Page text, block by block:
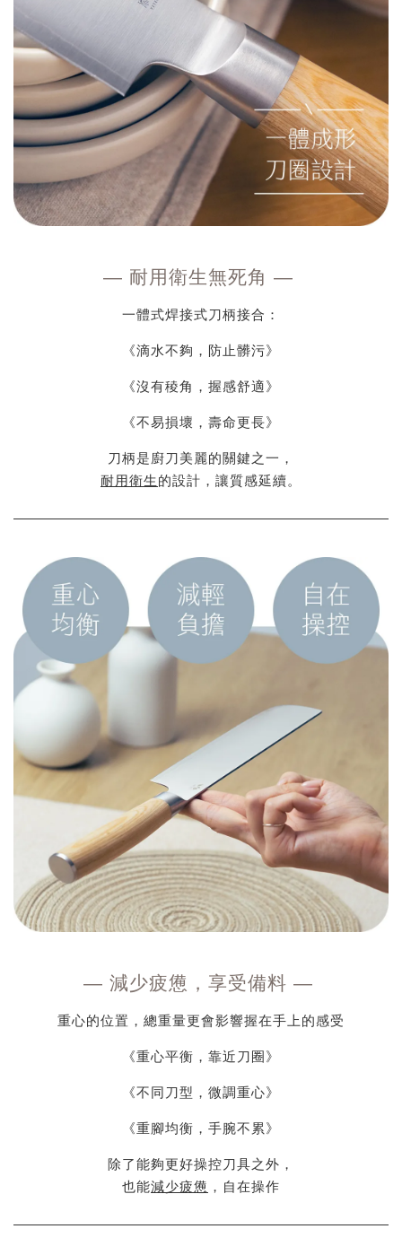
— 耐用衛生無死角 —
一體式焊接式刀柄接合：
《滴水不夠，防止髒污》
《沒有稜角，握感舒適》
《不易損壞，壽命更長》
刀柄是廚刀美麗的關鍵之一，
耐用衛生的設計，讓質感延續。
— 減少疲憊，享受備料 —
重心的位置，總重量更會影響握在手上的感受
《重心平衡，靠近刀圈》
《不同刀型，微調重心》
《重腳均衡，手腕不累》
除了能夠更好操控刀具之外，
也能減少疲憊 ，自在操作